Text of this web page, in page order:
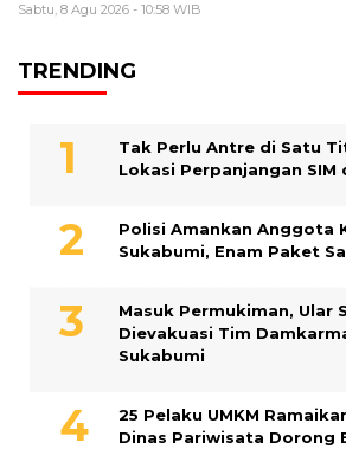
Sabtu, 8 Agu 2026 - 10:58 WIB
TRENDING
Tak Perlu Antre di Satu
Lokasi Perpanjangan SIM
Polisi Amankan Anggota
Sukabumi, Enam Paket
Masuk Permukiman, Ular
Dievakuasi Tim
Sukabumi
25 Pelaku UMKM
Dinas Pariwisata Dorong